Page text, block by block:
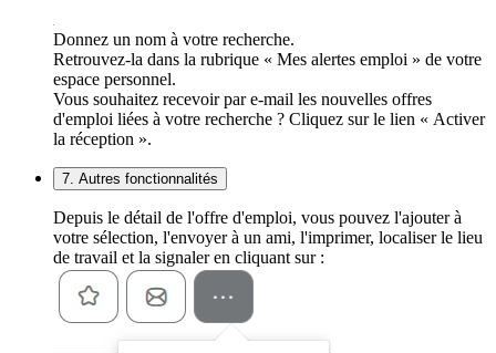
Donnez un nom à votre recherche.
Retrouvez-la dans la rubrique « Mes alertes emploi » de votre
espace personnel.
Vous souhaitez recevoir par e-mail les nouvelles offres
d'emploi liées à votre recherche ? Cliquez sur le lien « Activer
la réception ».
7. Autres fonctionnalités
Depuis le détail de l'offre d'emploi, vous pouvez l'ajouter à
votre sélection, l'envoyer à un ami, l'imprimer, localiser le lieu
de travail et la signaler en cliquant sur :